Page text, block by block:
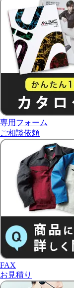
専用フォーム
ご相談依頼
FAX
お見積り